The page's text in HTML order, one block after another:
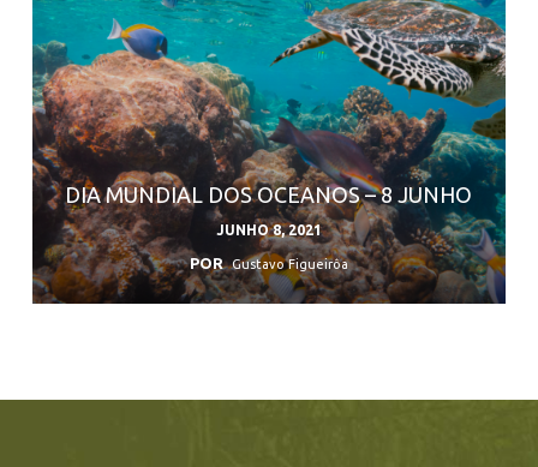
DIA MUNDIAL DOS OCEANOS – 8 JUNHO
JUNHO 8, 2021
POR Gustavo Figueirôa